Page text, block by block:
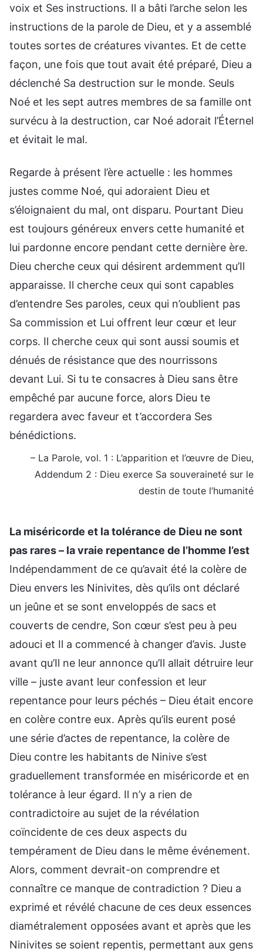
voix et Ses instructions. Il a bâti l’arche selon les
instructions de la parole de Dieu, et y a assemblé
toutes sortes de créatures vivantes. Et de cette
façon, une fois que tout avait été préparé, Dieu a
déclenché Sa destruction sur le monde. Seuls
Noé et les sept autres membres de sa famille ont
survécu à la destruction, car Noé adorait l’Éternel
et évitait le mal.
Regarde à présent l’ère actuelle : les hommes
justes comme Noé, qui adoraient Dieu et
s’éloignaient du mal, ont disparu. Pourtant Dieu
est toujours généreux envers cette humanité et
lui pardonne encore pendant cette dernière ère.
Dieu cherche ceux qui désirent ardemment qu’Il
apparaisse. Il cherche ceux qui sont capables
d’entendre Ses paroles, ceux qui n’oublient pas
Sa commission et Lui offrent leur cœur et leur
corps. Il cherche ceux qui sont aussi soumis et
dénués de résistance que des nourrissons
devant Lui. Si tu te consacres à Dieu sans être
empêché par aucune force, alors Dieu te
regardera avec faveur et t’accordera Ses
bénédictions.
– La Parole, vol. 1 : L’apparition et l’œuvre de Dieu,
Addendum 2 : Dieu exerce Sa souveraineté sur le
destin de toute l’humanité
La miséricorde et la tolérance de Dieu ne sont
pas rares – la vraie repentance de l’homme l’est
Indépendamment de ce qu’avait été la colère de
Dieu envers les Ninivites, dès qu’ils ont déclaré
un jeûne et se sont enveloppés de sacs et
couverts de cendre, Son cœur s’est peu à peu
adouci et Il a commencé à changer d’avis. Juste
avant qu’Il ne leur annonce qu’Il allait détruire leur
ville – juste avant leur confession et leur
repentance pour leurs péchés – Dieu était encore
en colère contre eux. Après qu’ils eurent posé
une série d’actes de repentance, la colère de
Dieu contre les habitants de Ninive s’est
graduellement transformée en miséricorde et en
tolérance à leur égard. Il n’y a rien de
contradictoire au sujet de la révélation
coïncidente de ces deux aspects du
tempérament de Dieu dans le même événement.
Alors, comment devrait-on comprendre et
connaître ce manque de contradiction ? Dieu a
exprimé et révélé chacune de ces deux essences
diamétralement opposées avant et après que les
Ninivites se soient repentis, permettant aux gens